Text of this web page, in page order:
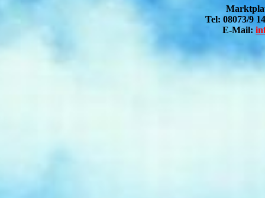
Tel: 08073/9
E-Mail: